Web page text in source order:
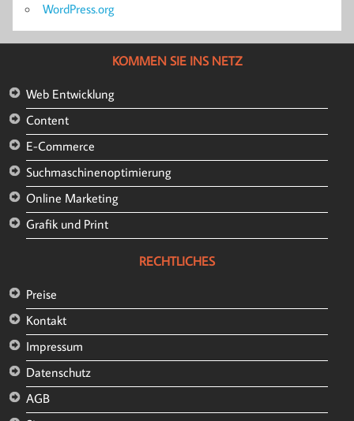
WordPress.org
KOMMEN SIE INS NETZ
Web Entwicklung
Content
E-Commerce
Suchmaschinenoptimierung
Online Marketing
Grafik und Print
RECHTLICHES
Preise
Kontakt
Impressum
Datenschutz
AGB